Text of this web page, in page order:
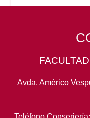
Avda. Américo